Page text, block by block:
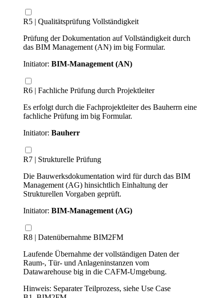
R5 | Qualitätsprüfung Vollständigkeit
Prüfung der Dokumentation auf Vollständigkeit durch
das BIM Management (AN) im big Formular.
Initiator: BIM-Management (AN)
R6 | Fachliche Prüfung durch Projektleiter
Es erfolgt durch die Fachprojektleiter des Bauherrn eine
fachliche Prüfung im big Formular.
Initiator: Bauherr
R7 | Strukturelle Prüfung
Die Bauwerksdokumentation wird für durch das BIM
Management (AG) hinsichtlich Einhaltung der
Strukturellen Vorgaben geprüft.
Initiator: BIM-Management (AG)
R8 | Datenübernahme BIM2FM
Laufende Übernahme der vollständigen Daten der
Raum-, Tür- und Anlageninstanzen vom
Datawarehouse big in die CAFM-Umgebung.
Hinweis: Separater Teilprozess, siehe Use Case